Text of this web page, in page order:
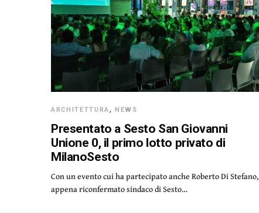
ARCHITETTURA,NEWS
Presentato a Sesto San Giovanni
Unione 0, il primo lotto privato di
MilanoSesto
Con un evento cui ha partecipato anche Roberto Di Stefano,
appena riconfermato sindaco di Sesto…